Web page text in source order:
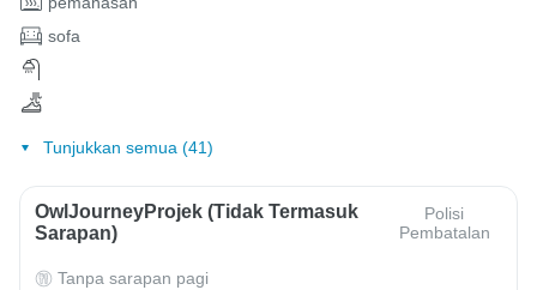
sofa
Tunjukkan semua (41)
OwlJourneyProjek (Tidak Termasuk
Sarapan)
Polisi
Pembatalan
Tanpa sarapan pagi